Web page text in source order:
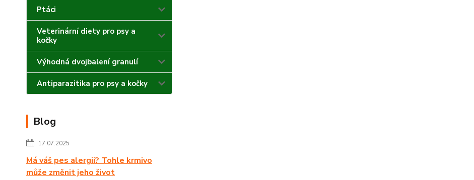
Ptáci
Veterinární diety pro psy a
kočky
Výhodná dvojbalení granulí
Antiparazitika pro psy a kočky
Blog
17.07.2025
Má váš pes alergii? Tohle krmivo
může změnit jeho život